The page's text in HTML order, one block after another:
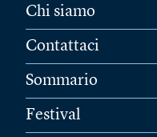
Chi siamo
Contattaci
Sommario
Festival